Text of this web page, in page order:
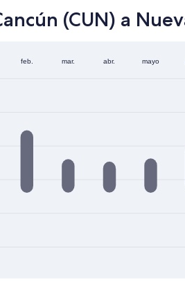
(CUN) a
feb. mar. abr. mayo